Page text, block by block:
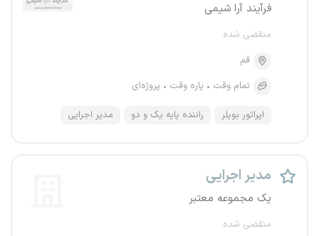
فرآیند آرا شیمی
منقضی شده
قم
تمام وقت
پاره وقت پروژه‌ای
اپراتور بویلر راننده پایه یک و دو مدیر اجرایی
مدیر اجرایی
یک مجموعه معتبر
منقضی شده